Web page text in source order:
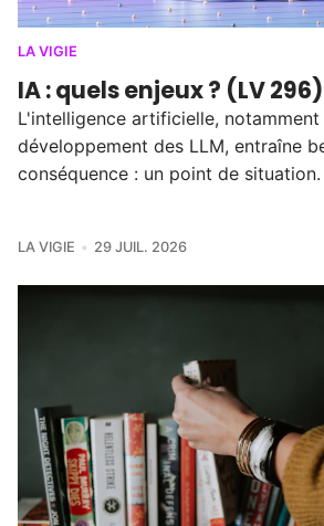
LA VIGIE
IA : quels enjeux ? (LV 296)
L'intelligence artificielle,
développement des LLM, entraîne
conséquence : un point de situation.
LA VIGIE 29 JUIL. 2026